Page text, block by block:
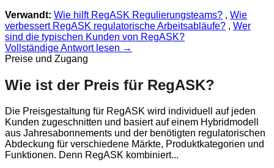
Verwandt: Wie hilft RegASK Regulierungsteams? , Wie
verbessert RegASK regulatorische Arbeitsabläufe? , Wer
sind die typischen Kunden von RegASK?
Vollständige Antwort lesen →
Preise und Zugang
Wie ist der Preis für RegASK?
Die Preisgestaltung für RegASK wird individuell auf jeden
Kunden zugeschnitten und basiert auf einem Hybridmodell
aus Jahresabonnements und der benötigten regulatorischen
Abdeckung für verschiedene Märkte, Produktkategorien und
Funktionen. Denn RegASK kombiniert...